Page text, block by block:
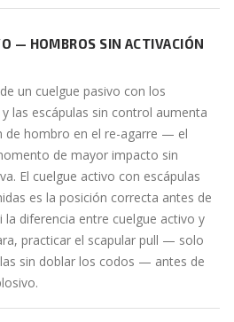
— HOMBROS SIN ACTIVACIÓN
un cuelgue pasivo con los
las escápulas sin control aumenta
de hombro en el re-agarre — el
de mayor impacto sin
El cuelgue activo con escápulas
es la posición correcta antes de
la diferencia entre cuelgue activo y
practicar el scapular pull — solo
sin doblar los codos — antes de